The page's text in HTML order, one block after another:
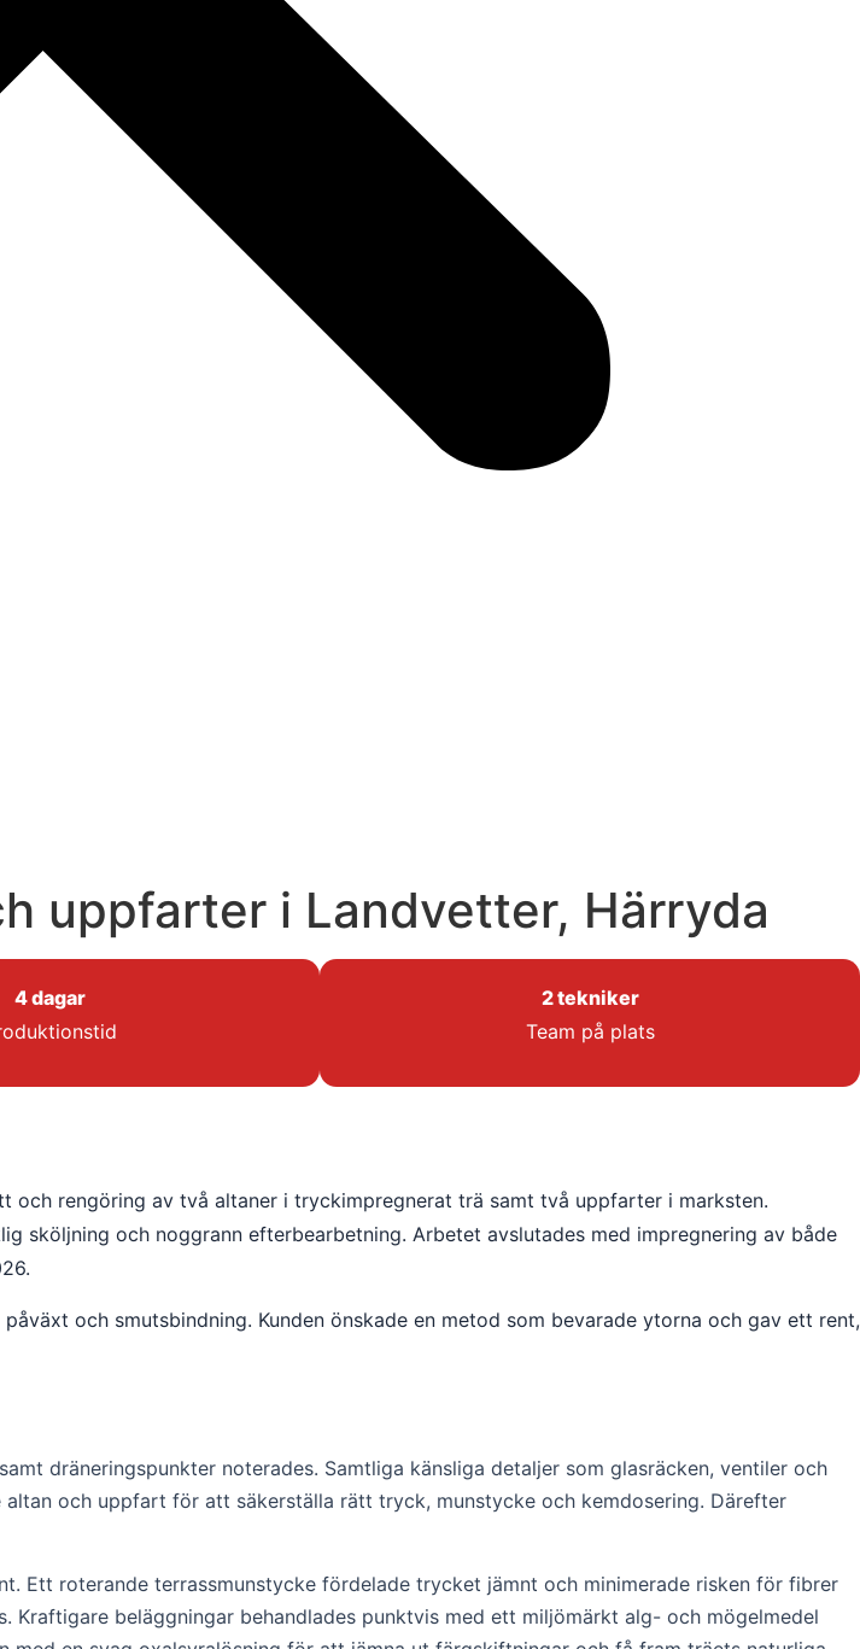
uppfarter i Landvetter, Härryda
4 dagar
2 tekniker
Team på plats
rengöring av två altaner i tryckimpregnerat trä samt två uppfarter i marksten.
sköljning och noggrann efterbearbetning. Arbetet avslutades med impregnering av både
och smutsbindning. Kunden önskade en metod som bevarade ytorna och gav ett rent,
dräneringspunkter noterades. Samtliga känsliga detaljer som glasräcken, ventiler och
och uppfart för att säkerställa rätt tryck, munstycke och kemdosering. Därefter
Ett roterande terrassmunstycke fördelade trycket jämnt och minimerade risken för fibrer
beläggningar behandlades punktvis med ett miljömärkt alg- och mögelmedel